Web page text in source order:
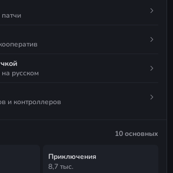
русском
и контроллеров
10 основных
Приключения
8,7 тыс.